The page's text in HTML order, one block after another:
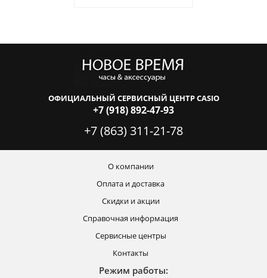
ОФИЦИАЛЬНЫЙ СЕРВИСНЫЙ ЦЕНТР CASIO
+7 (918) 892-47-93
+7 (863) 311-21-78
О компании
Оплата и доставка
Скидки и акции
Справочная информация
Сервисные центры
Контакты
Режим работы: